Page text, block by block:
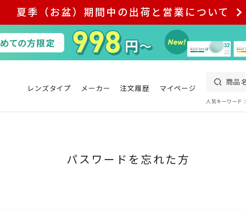
夏季（お盆）期間中の出荷と営業について
レンズタイプ メーカー 注文履歴 マイページ
人気キーワード：
パスワードを忘れた方